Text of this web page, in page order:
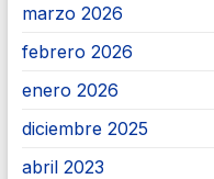
marzo 2026
febrero 2026
enero 2026
diciembre 2025
abril 2023